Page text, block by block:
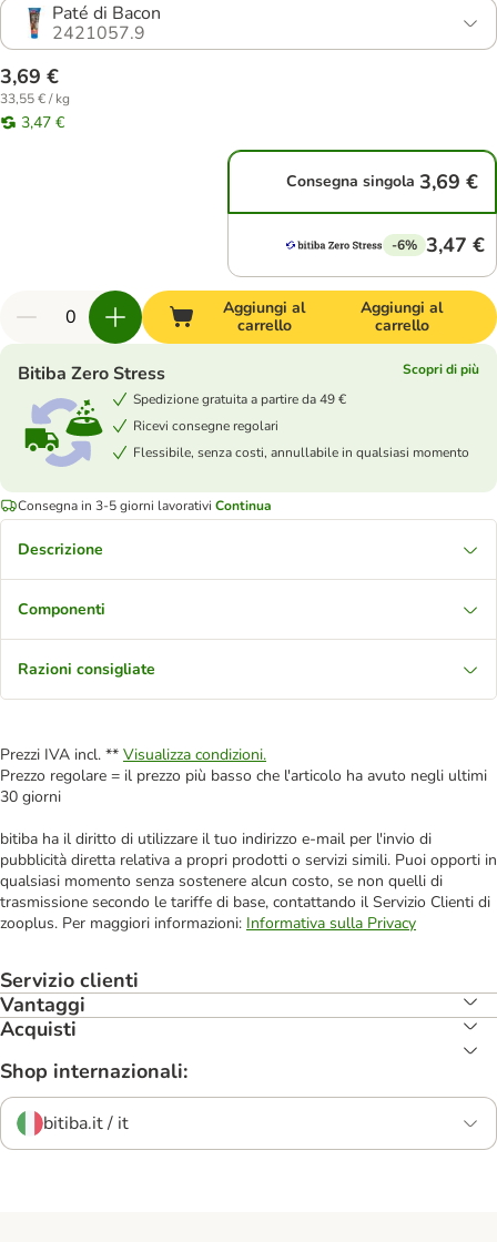
Paté di Bacon
2421057.9
3,69 €
33,55 € / kg
3,47 €
Consegna singola 3,69 €
-6% 3,47 €
Aggiungi al
carrello
Aggiungi al
carrello
Bitiba Zero Stress
Scopri di più
Spedizione gratuita a partire da 49 €
Ricevi consegne regolari
Flessibile, senza costi, annullabile in qualsiasi momento
Consegna in 3-5 giorni lavorativi Continua
Descrizione
Componenti
Razioni consigliate
Prezzi IVA incl. ** Visualizza condizioni.
Prezzo regolare = il prezzo più basso che l'articolo ha avuto negli ultimi
30 giorni
bitiba ha il diritto di utilizzare il tuo indirizzo e-mail per l'invio di
pubblicità diretta relativa a propri prodotti o servizi simili. Puoi opporti in
qualsiasi momento senza sostenere alcun costo, se non quelli di
trasmissione secondo le tariffe di base, contattando il Servizio Clienti di
zooplus. Per maggiori informazioni: Informativa sulla Privacy
Servizio clienti
Vantaggi
Acquisti
Shop internazionali:
bitiba.it / it